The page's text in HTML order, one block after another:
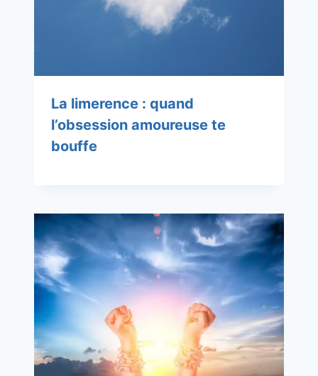
La limerence : quand
l’obsession amoureuse te
bouffe